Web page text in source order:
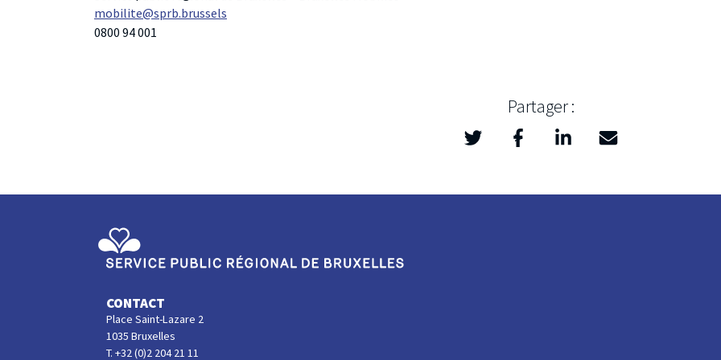
mobilite@sprb.brussels
0800 94 001
Partager :
Twitter
>FacebookLinkedInMail
CONTACT
Place Saint-Lazare 2
1035 Bruxelles
T. +32 (0)2 204 21 11